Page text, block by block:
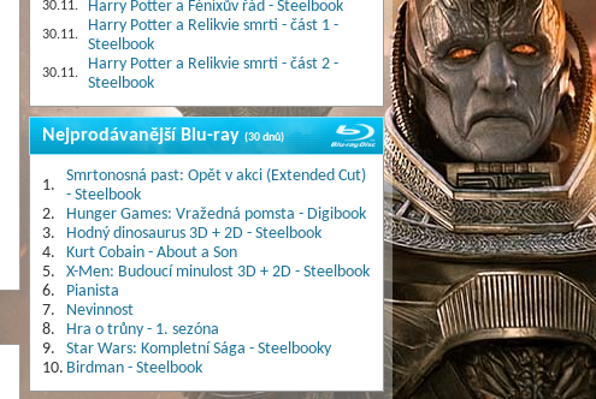
30.11. Harry Potter a Fénixův řád - Steelbook
30.11.
Harry Potter a Relikvie smrti - část 1 -
Steelbook
30.11.
Harry Potter a Relikvie smrti - část 2 -
Steelbook
Nejprodávanější Blu-ray(30 dnů)
1.
Smrtonosná past: Opět v akci (Extended Cut)
- Steelbook
2.
Hunger Games: Vražedná pomsta - Digibook
3.
Hodný dinosaurus 3D + 2D - Steelbook
4.
Kurt Cobain - About a Son
5.
X-Men: Budoucí minulost 3D + 2D - Steelbook
6.
Pianista
7.
Nevinnost
8.
Hra o trůny - 1. sezóna
9.
Star Wars: Kompletní Sága - Steelbooky
10. Birdman - Steelbook